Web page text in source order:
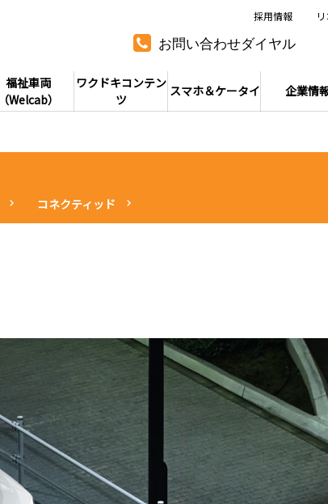
お問い合わせダイヤル
福祉車両
（Welcab）
ワクドキコンテン
ツ
スマホ＆ケータイ 企業情
採用情報
コネクティッド